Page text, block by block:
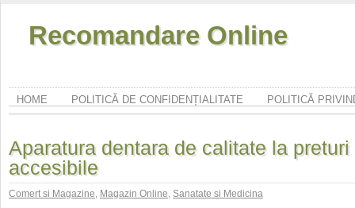
Recomandare Online
HOME POLITICĂ DE CONFIDENȚIALITATE POLITICĂ
Aparatura dentara de calitate la preturi
accesibile
Comert si Magazine, Magazin Online, Sanatate si Medicina